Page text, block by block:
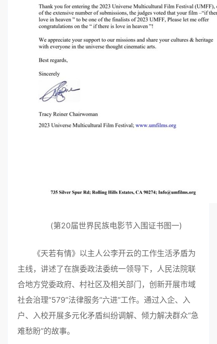
(第20届世界民族电影节入围证书图一)
《天若有情》以主人公李开云的工作生活矛盾为
主线，讲述了在旗委政法委统一领导下，人民法院联
合地方党委政府、村社区及相关部门，创新开展市域
社会治理“579”法律服务“六进”工作。通过入企、入
户、入校开展多元化矛盾纠纷调解、倾力解决群众“急
难愁盼”的故事。